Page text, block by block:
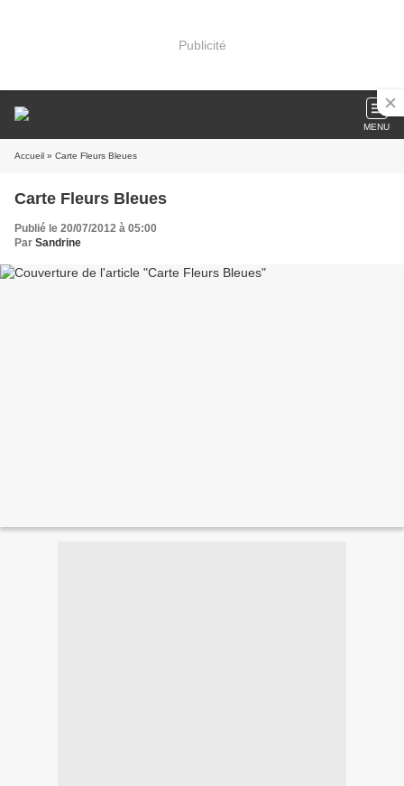
Publicité
MENU
Accueil » Carte Fleurs Bleues
Carte Fleurs Bleues
Publié le 20/07/2012 à 05:00
Par Sandrine